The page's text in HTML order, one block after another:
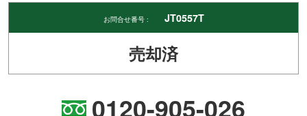
お問合せ番号 : JT0557T
売却済
0120-905-026